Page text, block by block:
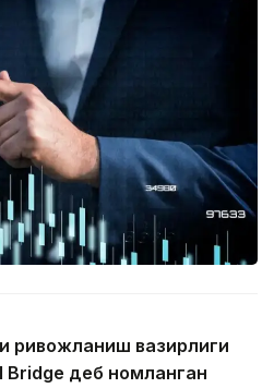
ривожланиш вазирлиги
Bridge деб номланган